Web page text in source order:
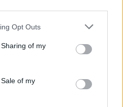
Opt Outs
of my
of my
klaidą tu turi
kompiuteriu arba
galiu keisti
arba pamažinti
į piešinį atidžiau.